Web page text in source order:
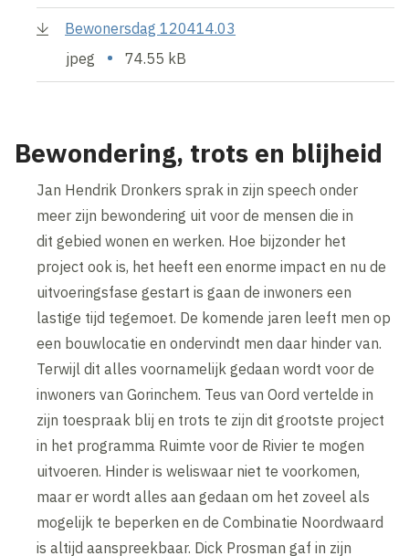
Bewonersdag 120414.03
jpeg
• 74.55 kB
Bewondering, trots en blijheid
Jan Hendrik Dronkers sprak in zijn speech onder
meer zijn bewondering uit voor de mensen die in
dit gebied wonen en werken. Hoe bijzonder het
project ook is, het heeft een enorme impact en nu de
uitvoeringsfase gestart is gaan de inwoners een
lastige tijd tegemoet. De komende jaren leeft men op
een bouwlocatie en ondervindt men daar hinder van.
Terwijl dit alles voornamelijk gedaan wordt voor de
inwoners van Gorinchem. Teus van Oord vertelde in
zijn toespraak blij en trots te zijn dit grootste project
in het programma Ruimte voor de Rivier te mogen
uitvoeren. Hinder is weliswaar niet te voorkomen,
maar er wordt alles aan gedaan om het zoveel als
mogelijk te beperken en de Combinatie Noordwaard
is altijd aanspreekbaar. Dick Prosman gaf in zijn